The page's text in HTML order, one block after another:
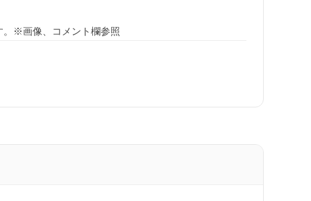
。※画像、コメント欄参照